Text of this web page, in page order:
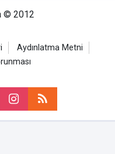
© 2012
Aydınlatma Metni